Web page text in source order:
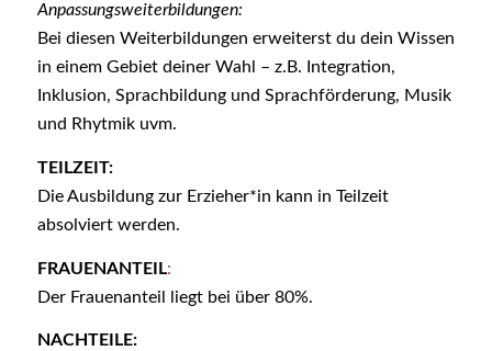
Anpassungsweiterbildungen:
Bei diesen Weiterbildungen erweiterst du dein Wissen
in einem Gebiet deiner Wahl – z.B. Integration,
Inklusion, Sprachbildung und Sprachförderung, Musik
und Rhytmik uvm.
TEILZEIT:
Die Ausbildung zur Erzieher*in kann in Teilzeit
absolviert werden.
FRAUENANTEIL:
Der Frauenanteil liegt bei über 80%.
NACHTEILE: